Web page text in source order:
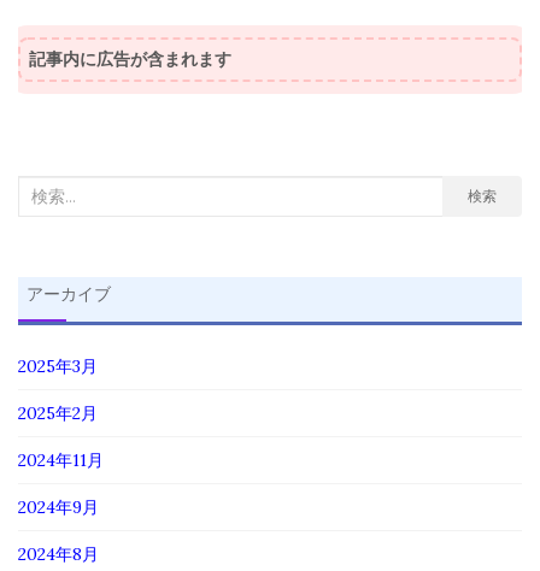
記事内に広告が含まれます
検
象:
検索
アーカイブ
2025年3月
2025年2月
2024年11月
2024年9月
2024年8月